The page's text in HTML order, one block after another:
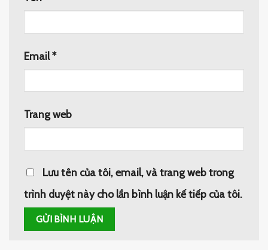
Email*
Trang web
Lưu tên của tôi, email, và trang web trong
trình duyệt này cho lần bình luận kế tiếp của tôi.